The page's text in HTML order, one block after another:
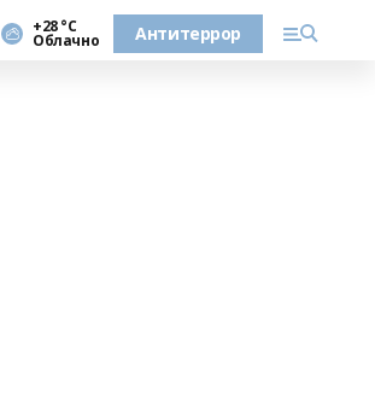
+28 °С
Облачно Антитеррор